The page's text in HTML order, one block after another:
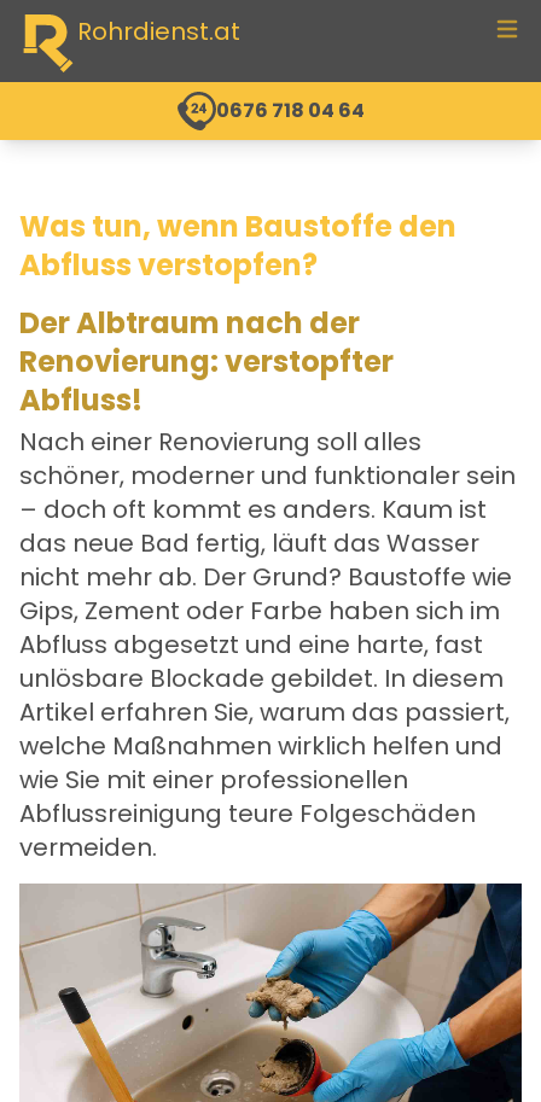
Rohrdienst.at menu
0676 718 04 64
Was tun, wenn Baustoffe den
Abfluss verstopfen?
Der Albtraum nach der
Renovierung: verstopfter
Abfluss!
Nach einer Renovierung soll alles
schöner, moderner und funktionaler sein
– doch oft kommt es anders. Kaum ist
das neue Bad fertig, läuft das Wasser
nicht mehr ab. Der Grund? Baustoffe wie
Gips, Zement oder Farbe haben sich im
Abfluss abgesetzt und eine harte, fast
unlösbare Blockade gebildet. In diesem
Artikel erfahren Sie, warum das passiert,
welche Maßnahmen wirklich helfen und
wie Sie mit einer professionellen
Abflussreinigung teure Folgeschäden
vermeiden.